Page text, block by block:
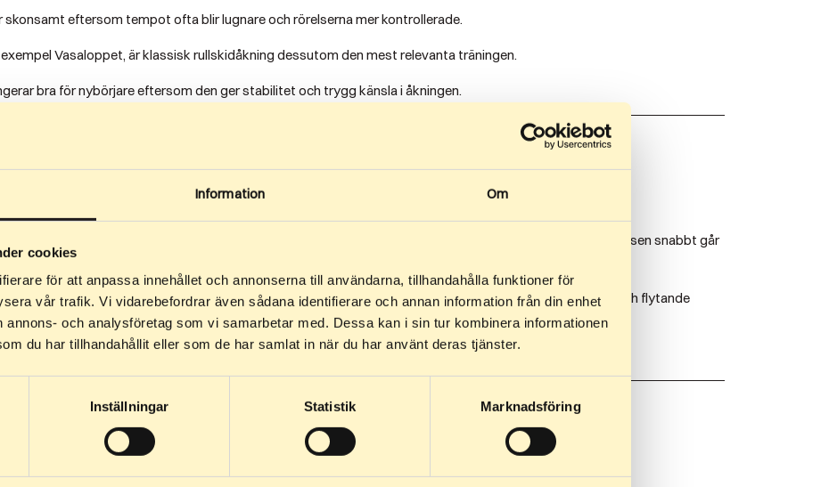
Information Om
cookies
för att anpassa innehållet och annonserna till användarna, tillhandahålla funktioner för
vår trafik. Vi vidarebefordrar även sådana identifierare och annan information från din enhet
annons- och analysföretag som vi samarbetar med. Dessa kan i sin tur kombinera informationen
du har tillhandahållit eller som de har samlat in när du har använt deras tjänster.
Inställningar Statistik Marknadsföring
eftersom tempot ofta blir lugnare och rörelserna mer kontrollerade.
Vasaloppet, är klassisk rullskidåkning dessutom den mest relevanta träningen.
bra för nybörjare eftersom den ger stabilitet och trygg känsla i åkningen.
bäst?
och vill träna samma teknik året runt. Det är också ett bra val om du gillar mer intensiv träning där pulsen snabbt går
några pass innan det känns naturligt. När tekniken väl sitter upplever många att skate ger en väldigt fri och flytande